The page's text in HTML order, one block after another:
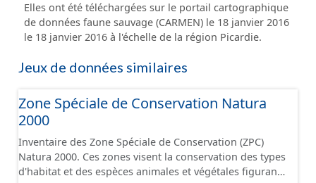
Elles ont été téléchargées sur le portail cartographique
de données faune sauvage (CARMEN) le 18 janvier 2016
le 18 janvier 2016 à l'échelle de la région Picardie.
Jeux de données similaires
Zone Spéciale de Conservation Natura
2000
Inventaire des Zone Spéciale de Conservation (ZPC)
Natura 2000. Ces zones visent la conservation des types
d'habitat et des espèces animales et végétales figurant